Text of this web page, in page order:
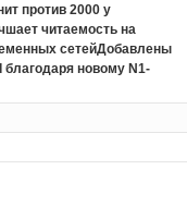
против 2000 у
читаемость на
сетейДобавлены
благодаря новому N1-